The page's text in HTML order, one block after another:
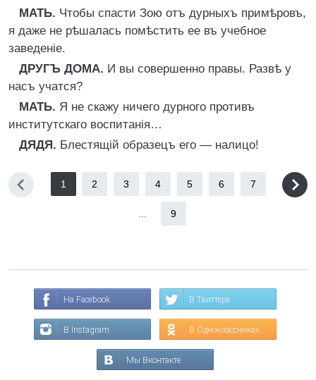
МАТЬ. Чтобы спасти Зою отъ дурныхъ примѣровъ,
я даже не рѣшалась помѣстить ее въ учебное
заведеніе.
ДРУГЪ ДОМА. И вы совершенно правы. Развѣ у
насъ учатся?
МАТЬ. Я не скажу ничего дурного противъ
институтскаго воспитанія…
ДЯДЯ. Блестящій образецъ его — налицо!
1 2 3 4 5 6 7
9
На Facebook В Твиттере
В Instagram В Одноклассниках
Мы Вконтакте